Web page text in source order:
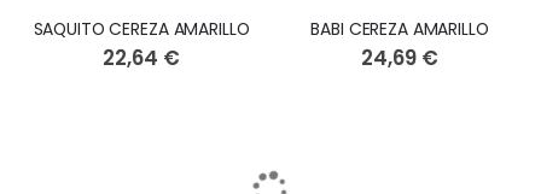
SAQUITO CEREZA AMARILLO
22,64 €
BABI CEREZA AMARILLO
24,69 €